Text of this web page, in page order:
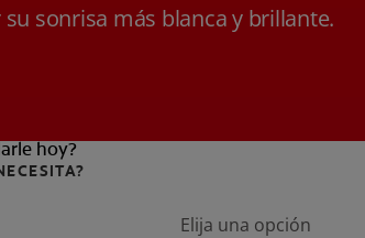
sonrisa más blanca y brillante.
hoy?
Elija una opción